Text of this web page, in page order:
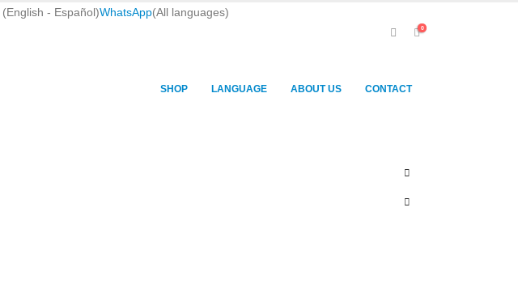
(English - Español)WhatsApp(All languages)
0
SHOP LANGUAGE ABOUT US CONTACT